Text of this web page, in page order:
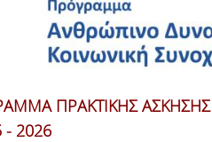
ΠΡΑΚΤΙΚΗΣ ΑΣΚΗΣΗΣ
2026